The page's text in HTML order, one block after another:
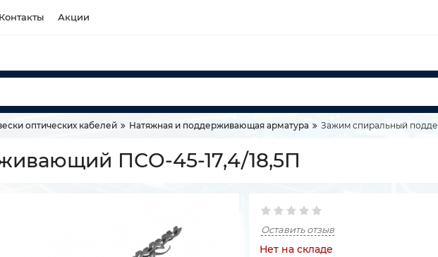
Контакты Акции
оптических кабелей Натяжная и поддерживающая арматура Зажим спиральный
ПСО-45-17,4/18,5П
Оставить отзыв
Нет на складе